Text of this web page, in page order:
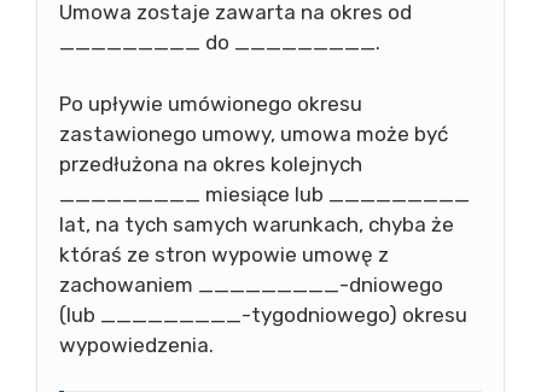
Umowa zostaje zawarta na okres od
_________ do _________.
Po upływie umówionego okresu
zastawionego umowy, umowa może być
przedłużona na okres kolejnych
_________ miesiące lub _________
lat, na tych samych warunkach, chyba że
któraś ze stron wypowie umowę z
zachowaniem _________-dniowego
(lub _________-tygodniowego) okresu
wypowiedzenia.